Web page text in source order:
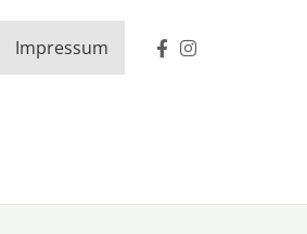
Impressum